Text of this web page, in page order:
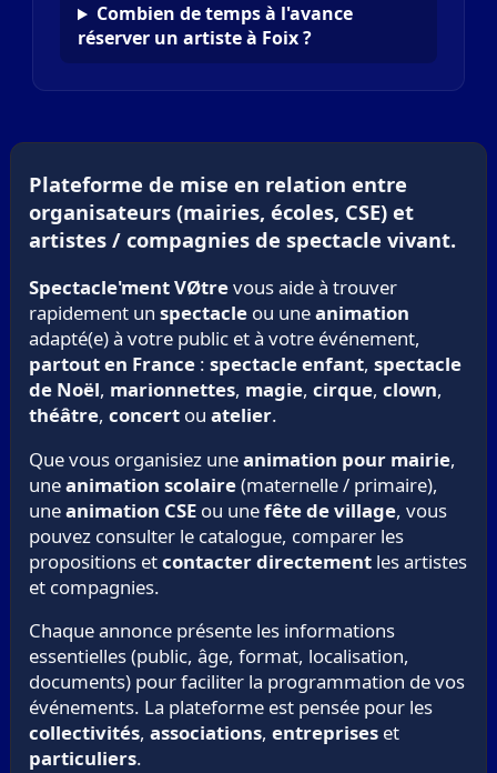
Combien de temps à l'avance
réserver un artiste à Foix ?
Plateforme de mise en relation entre
organisateurs (mairies, écoles, CSE) et
artistes / compagnies de spectacle vivant.
Spectacle'ment VØtrevous aide à trouver
rapidement un spectacleou uneanimation
adapté(e) à votre public et à votre événement,
partout en France: spectacle enfant, spectacle
de Noël, marionnettes, magie, cirque, clown,
théâtre, concertou atelier.
Que vous organisiez uneanimation pour mairie,
uneanimation scolaire(maternelle / primaire),
uneanimation CSEou unefête de village, vous
pouvez consulter le catalogue, comparer les
propositions etcontacter directementles artistes
et compagnies.
Chaque annonce présente les informations
essentielles (public, âge, format, localisation,
documents) pour faciliter la programmation de vos
événements. La plateforme est pensée pour les
collectivités, associations, entrepriseset
particuliers.